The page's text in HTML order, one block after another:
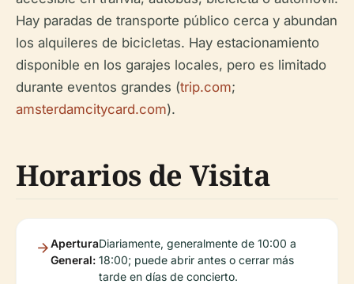
Hay paradas de transporte público cerca y abundan
los alquileres de bicicletas. Hay estacionamiento
disponible en los garajes locales, pero es limitado
durante eventos grandes (trip.com;
amsterdamcitycard.com).
Horarios de Visita
Apertura
General:
Diariamente, generalmente de 10:00 a
18:00; puede abrir antes o cerrar más
tarde en días de concierto.